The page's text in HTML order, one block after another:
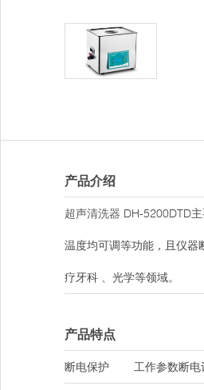
产品介绍
超声清洗器 DH-5200DTD
温度均可调等功能，且仪器
疗牙科 、光学等领域。
产品特点
断电保护 工作参数断电